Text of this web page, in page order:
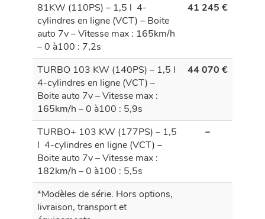
81KW (110PS) – 1,5 l 4-
cylindres en ligne (VCT) – Boite
auto 7v – Vitesse max : 165km/h
– 0 à100 : 7,2s
41 245 €
TURBO 103 KW (140PS) – 1,5 l
4-cylindres en ligne (VCT) –
Boite auto 7v – Vitesse max :
165km/h – 0 à100 : 5,9s
44 070 €
TURBO+ 103 KW (177PS) – 1,5
l 4-cylindres en ligne (VCT) –
Boite auto 7v – Vitesse max :
182km/h – 0 à100 : 5,5s
–
*Modèles de série. Hors options,
livraison, transport et